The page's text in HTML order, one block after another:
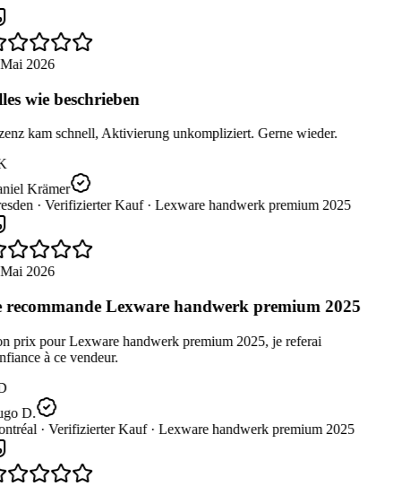
2026
wie beschrieben
kam schnell, Aktivierung unkompliziert. Gerne wieder.
Krämer
· Verifizierter Kauf · Lexware handwerk premium 2025
2026
recommande Lexware handwerk premium 2025
prix pour Lexware handwerk premium 2025, je referai
à ce vendeur.
D.
· Verifizierter Kauf · Lexware handwerk premium 2025